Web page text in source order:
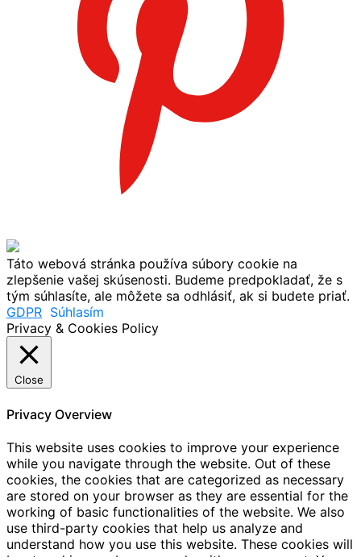
Táto webová stránka používa súbory cookie na
zlepšenie vašej skúsenosti. Budeme predpokladať, že s
tým súhlasíte, ale môžete sa odhlásiť, ak si budete priať.
GDPR Súhlasím
Privacy & Cookies Policy
Close
Privacy Overview
This website uses cookies to improve your experience
while you navigate through the website. Out of these
cookies, the cookies that are categorized as necessary
are stored on your browser as they are essential for the
working of basic functionalities of the website. We also
use third-party cookies that help us analyze and
understand how you use this website. These cookies will